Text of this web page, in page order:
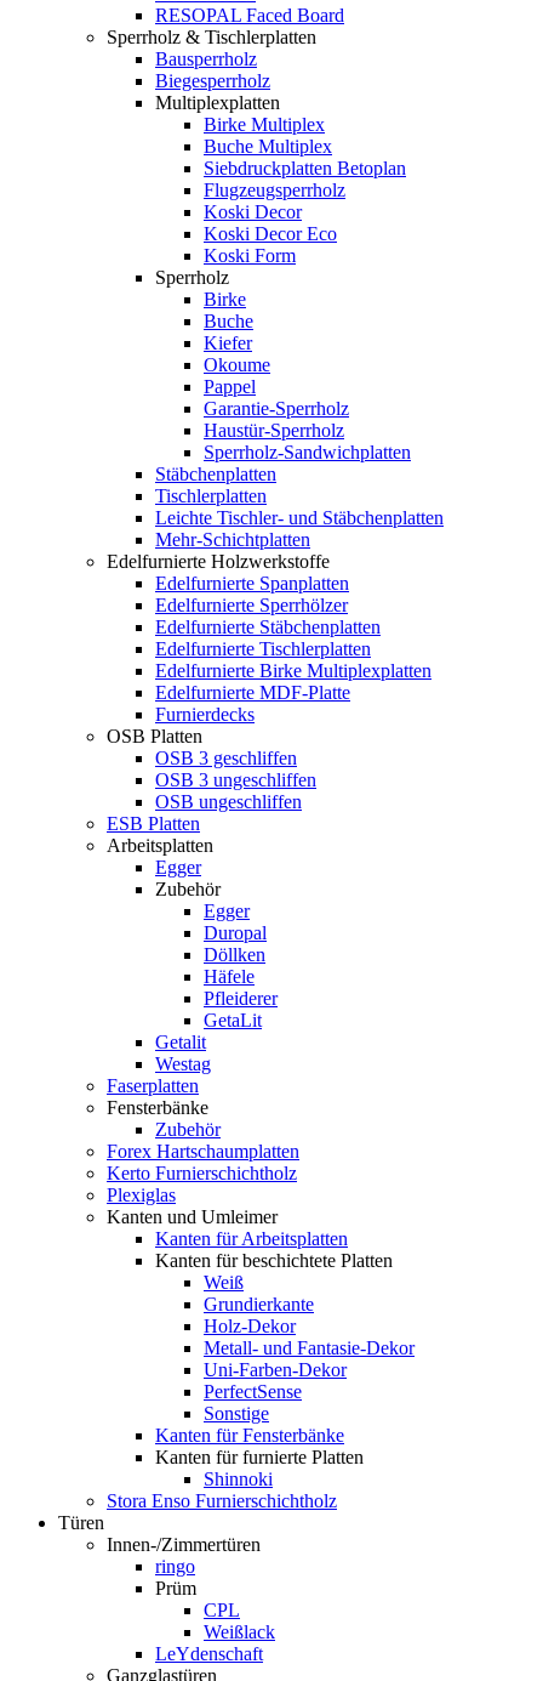
RESOPAL Faced Board
Sperrholz & Tischlerplatten
Bausperrholz
Biegesperrholz
Multiplexplatten
Birke Multiplex
Buche Multiplex
Siebdruckplatten Betoplan
Flugzeugsperrholz
Koski Decor
Koski Decor Eco
Koski Form
Sperrholz
Birke
Buche
Kiefer
Okoume
Pappel
Garantie-Sperrholz
Haustür-Sperrholz
Sperrholz-Sandwichplatten
Stäbchenplatten
Tischlerplatten
Leichte Tischler- und Stäbchenplatten
Mehr-Schichtplatten
Edelfurnierte Holzwerkstoffe
Edelfurnierte Spanplatten
Edelfurnierte Sperrhölzer
Edelfurnierte Stäbchenplatten
Edelfurnierte Tischlerplatten
Edelfurnierte Birke Multiplexplatten
Edelfurnierte MDF-Platte
Furnierdecks
OSB Platten
OSB 3 geschliffen
OSB 3 ungeschliffen
OSB ungeschliffen
ESB Platten
Arbeitsplatten
Egger
Zubehör
Egger
Duropal
Döllken
Häfele
Pfleiderer
GetaLit
Getalit
Westag
Faserplatten
Fensterbänke
Zubehör
Forex Hartschaumplatten
Kerto Furnierschichtholz
Plexiglas
Kanten und Umleimer
Kanten für Arbeitsplatten
Kanten für beschichtete Platten
Weiß
Grundierkante
Holz-Dekor
Metall- und Fantasie-Dekor
Uni-Farben-Dekor
PerfectSense
Sonstige
Kanten für Fensterbänke
Kanten für furnierte Platten
Shinnoki
Stora Enso Furnierschichtholz
Türen
Innen-/Zimmertüren
ringo
Prüm
CPL
Weißlack
LeYdenschaft
Ganzglastüren